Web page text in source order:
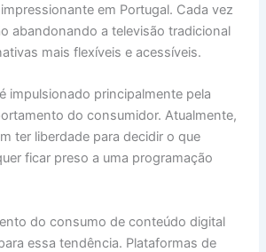
em Portugal. Cada vez
abandonando a televisão tradicional
mais flexíveis e acessíveis.
impulsionado principalmente pela
do consumidor. Atualmente,
ter liberdade para decidir o que
ficar preso a uma programação
do consumo de conteúdo digital
essa tendência. Plataformas de